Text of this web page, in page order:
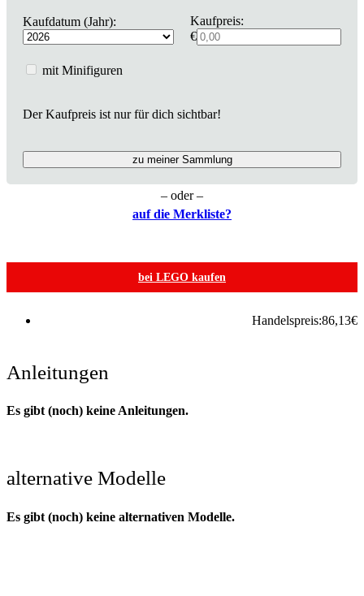
Kaufdatum (Jahr):
Kaufpreis:
€
Der Kaufpreis ist nur für dich sichtbar!
zu meiner Sammlung
mit Minifiguren
– oder –
auf die Merkliste?
bei LEGO kaufen
Handelspreis:86,13€
Anleitungen
Es gibt (noch) keine Anleitungen.
alternative Modelle
Es gibt (noch) keine alternativen Modelle.